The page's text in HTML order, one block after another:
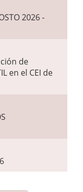
2026 -
de
en el CEI de